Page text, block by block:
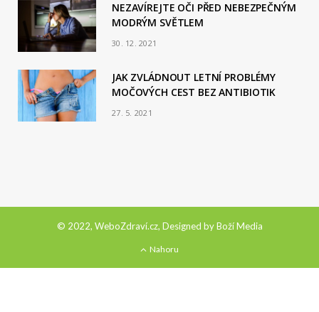
NEZAVÍREJTE OČI PŘED NEBEZPEČNÝM
MODRÝM SVĚTLEM
30. 12. 2021
JAK ZVLÁDNOUT LETNÍ PROBLÉMY
MOČOVÝCH CEST BEZ ANTIBIOTIK
27. 5. 2021
© 2022, WeboZdraví.cz, Designed byBoží Media
Nahoru